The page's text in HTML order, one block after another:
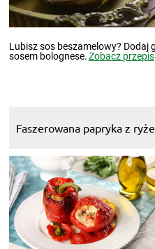
Lubisz sos beszamelowy? Dodaj
sosem bolognese.Zobacz przepis
Faszerowana papryka z